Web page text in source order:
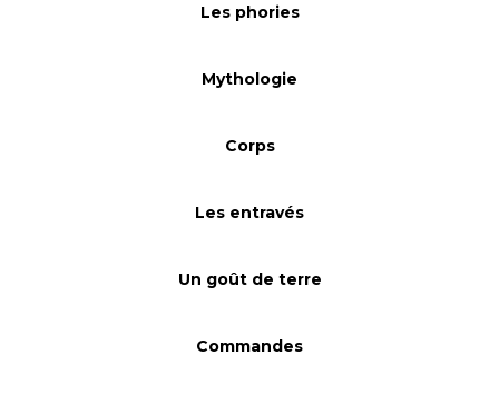
Les phories
Mythologie
Corps
Les entravés
Un goût de terre
Commandes